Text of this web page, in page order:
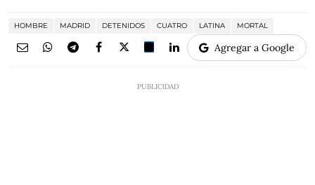
HOMBRE MADRID DETENIDOS CUATRO LATINA MORTAL
Agregar a Google